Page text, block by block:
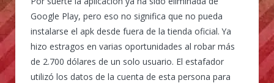
Google Play, pero eso no significa que no pueda
instalarse el apk desde fuera de la tienda oficial. Ya
hizo estragos en varias oportunidades al robar más
de 2.700 dólares de un solo usuario. El estafador
utilizó los datos de la cuenta de esta persona para